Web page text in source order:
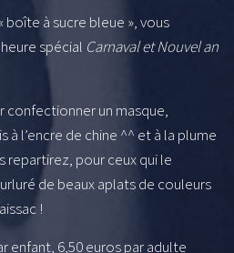
boîte à sucre bleue », vous
spécial Carnaval et Nouvel an
confectionner un masque,
à l’encre de chine ^^ et à la plume
repartirez, pour ceux qui le
de beaux aplats de couleurs
!
enfant, 6,50 euros par adulte